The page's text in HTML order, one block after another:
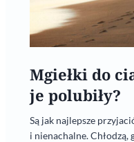
Mgiełki do
je polubiły?
Są jak najlepsze
i nienachalne. Chłodzą,